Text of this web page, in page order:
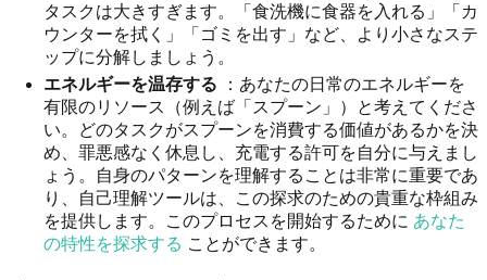
タスクは大きすぎます。「食洗機に食器を入れる」「カ
ウンターを拭く」「ゴミを出す」など、より小さなステ
ップに分解しましょう。
エネルギーを温存する ：あなたの日常のエネルギーを
有限のリソース（例えば「スプーン」）と考えてくださ
い。どのタスクがスプーンを消費する価値があるかを決
め、罪悪感なく休息し、充電する許可を自分に与えまし
ょう。自身のパターンを理解することは非常に重要であ
り、自己理解ツールは、この探求のための貴重な枠組み
を提供します。このプロセスを開始するために あなた
の特性を探求する ことができます。